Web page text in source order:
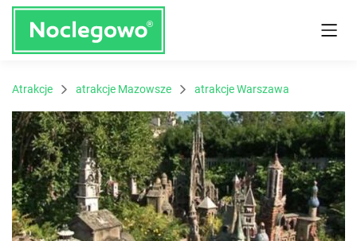
Atrakcje atrakcje Mazowsze atrakcje Warszawa